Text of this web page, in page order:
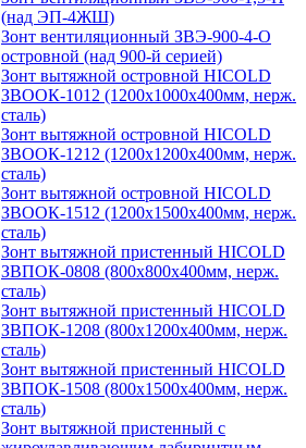
(над ЭП-4ЖШ)
Зонт вентиляционный ЗВЭ-900-4-О
островной (над 900-й серией)
Зонт вытяжной островной HICOLD
ЗВООК-1012 (1200х1000х400мм, нерж.
сталь)
Зонт вытяжной островной HICOLD
ЗВООК-1212 (1200x1200x400мм, нерж.
сталь)
Зонт вытяжной островной HICOLD
ЗВООК-1512 (1200х1500х400мм, нерж.
сталь)
Зонт вытяжной пристенный HICOLD
ЗВПОК-0808 (800х800х400мм, нерж.
сталь)
Зонт вытяжной пристенный HICOLD
ЗВПОК-1208 (800х1200х400мм, нерж.
сталь)
Зонт вытяжной пристенный HICOLD
ЗВПОК-1508 (800х1500х400мм, нерж.
сталь)
Зонт вытяжной пристенный с